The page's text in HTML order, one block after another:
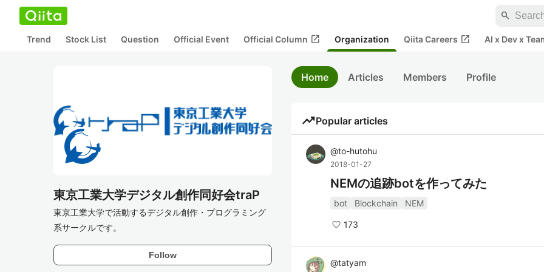
search
Trend Stock List Question Official Event Official Column open_in_new Organization Qiita Careers open_in_new AI x Dev x
東京工業大学デジタル創作同好会traP
東京工業大学で活動するデジタル創作・プログラミング
系サークルです。
Follow
Home Articles Members Profile
trending_upPopular articles
@to-hutohu
2018-01-27
NEMの追跡botを作ってみた
bot Blockchain NEM
173
@tatyam